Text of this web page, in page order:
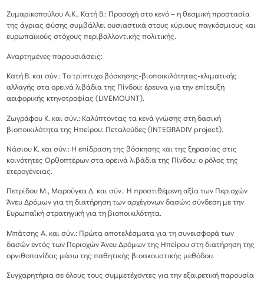
Ζυμαρικοπούλου Α.Κ., Κατή Β.: Προσοχή στο κενό – η θεσμική προστασία
της άγριας φύσης συμβάλλει ουσιαστικά στους κύριους παγκόσμιους και
ευρωπαϊκούς στόχους περιβαλλοντικής πολιτικής.
Αναρτημένες παρουσιάσεις:
Κατή Β. και σύν.: Το τρίπτυχο βόσκησης-βιοποικιλότητας-κλιματικής
αλλαγής στα ορεινά λιβάδια της Πίνδου: έρευνα για την επίτευξη
αειφορικής κτηνοτροφίας (LIVEMOUNT).
Ζωγράφου Κ. και σύν.: Καλύπτοντας τα κενά γνώσης στη δασική
βιοποικιλότητα της Ηπείρου: Πεταλούδες (INTEGRADIV project).
Νάσιου Κ. και σύν.: Η επίδραση της βόσκησης και της ξηρασίας στις
κοινότητες Ορθοπτέρων στα ορεινά λιβάδια της Πίνδου: ο ρόλος της
ετερογένειας.
Πετρίδου Μ., Μαρούγκα Δ. και σύν.: Η προστιθέμενη αξία των Περιοχών
Άνευ Δρόμων για τη διατήρηση των αρχέγονων δασών: σύνδεση με την
Ευρωπαϊκή στρατηγική για τη βιοποικιλότητα.
Μπάτσης Α. και σύν.: Πρώτα αποτελέσματα για τη συνεισφορά των
δασών εντός των Περιοχών Άνευ Δρόμων της Ηπείρου στη διατήρηση της
ορνιθοπανίδας μέσω της παθητικής βιοακουστικής μεθόδου.
Συγχαρητήρια σε όλους τους συμμετέχοντες για την εξαιρετική παρουσία